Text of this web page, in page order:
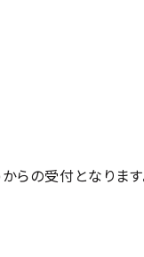
の受付となります